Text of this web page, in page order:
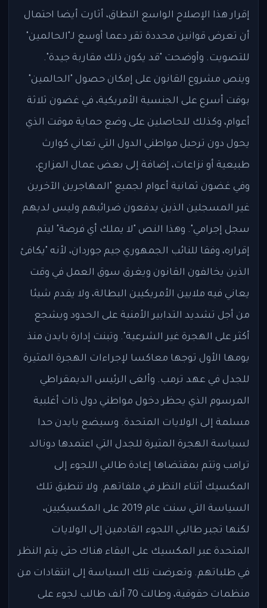
إقرار هذا الإصلاح الواسع النطاق، أثارت أيضا احتمال
أن تعرض قوانين محددة تقر دعما أوسع لـ"الحالمين"
للتصويت. وأوضحت "قد يكون ذلك مقاربة جيدة".
وينص مشروع القانون على إمكان حصول "الحالمين"
بوقت أسرع على الجنسية الأمريكية، في غضون ثلاثة
أعوام، وكذلك للحاصلين على وضع حماية موقت الذي
يحول دون ترحيل مواطني الدول التي تعاني كوارث
طبيعية أو نزاعات، إضافة إلى بعض عمال المزارع،
وفي غضون ثمانية أعوام لجميع "المهاجرين الآخرين
غير المسجلين الذين يدفعون ضرائبهم وليس لديهم
سجل إجرامي". وهذا النص "لا يملك أي فرصة" ليتم
إقراره، وفقا للنائب الجمهوري جيم جوردان، لأنه "يكافئ
الذين يخالفون القانون ويغرق سوق العمل في وقت
يعاني فيه ملايين الأمريكيين البطالة، ولا يقدم شيئا
من أجل تشديد التدابير الأمنية على الحدود ويشجع
أكثر على الهجرة غير الشرعية". وتبنت إدارة بايدن منذ
يومها الأول توجها معاكسا لإجراءات الهجرة المثيرة
للجدل في عهد ترمب. وألغى الرئيس الديمقراطي
المرسوم الذي يحظر دخول مواطني دول ذات أغلبية
مسلمة إلى الولايات المتحدة. وسيضع بايدن حدا
لسياسة الهجرة المثيرة للجدل التي اعتمدها دونالد
ترامب وتتم بمقتضاها إعادة طالبي اللجوء إلى
المكسيك أثناء النظر في ملفاتهم. ولا تنطبق تلك
السياسة التي سنت عام 2019 على المكسيكيين،
لكنها تجبر طالبي اللجوء القادمين إلى الولايات
المتحدة عبر المكسيك على البقاء هناك حتى يتم النظر
في طلباتهم. وتعرضت تلك السياسة إلى انتقادات من
منظمات حقوقية، وطالت 70 ألف طالب لجوء على